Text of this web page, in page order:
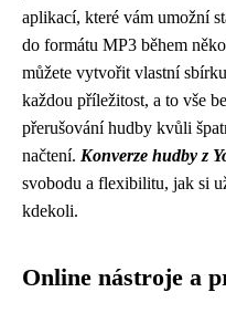
aplikací, které vám umožní
do formátu MP3 během
můžete vytvořit vlastní
každou příležitost, a to vše
přerušování hudby kvůli
načtení. Konverze hudby z
svobodu a flexibilitu, jak si
kdekoli.
Online nástroje a